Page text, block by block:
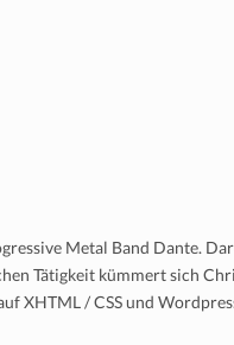
Metal Band Dante.
Tätigkeit kümmert sich
XHTML / CSS und